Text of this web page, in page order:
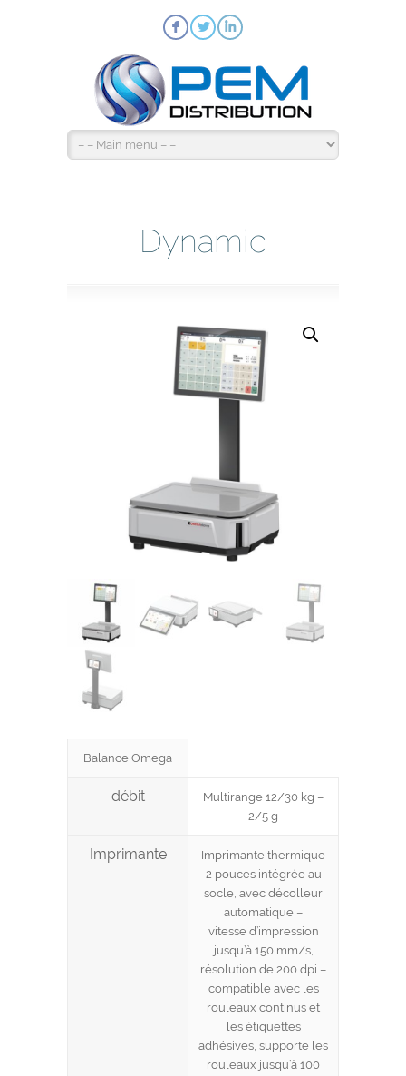
F L I
Dynamic
Balance Omega
débit
Multirange 12/30 kg –
2/5 g
Imprimante
Imprimante thermique
2 pouces intégrée au
socle, avec décolleur
automatique –
vitesse d’impression
jusqu’à 150 mm/s,
résolution de 200 dpi –
compatible avec les
rouleaux continus et
les étiquettes
adhésives, supporte les
rouleaux jusqu’à 100